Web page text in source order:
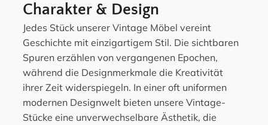
Charakter & Design
Jedes Stück unserer Vintage Möbel vereint
Geschichte mit einzigartigem Stil. Die sichtbaren
Spuren erzählen von vergangenen Epochen,
während die Designmerkmale die Kreativität
ihrer Zeit widerspiegeln. In einer oft uniformen
modernen Designwelt bieten unsere Vintage-
Stücke eine unverwechselbare Ästhetik, die